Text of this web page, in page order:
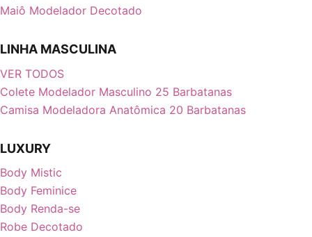
Maiô Modelador Decotado
LINHA MASCULINA
VER TODOS
Colete Modelador Masculino 25 Barbatanas
Camisa Modeladora Anatômica 20 Barbatanas
LUXURY
Body Mistic
Body Feminice
Body Renda-se
Robe Decotado